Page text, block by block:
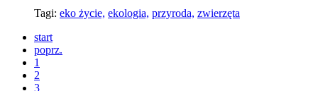
Tagi: eko życie, ekologia, przyroda, zwierzęta
start
poprz.
1
2
3